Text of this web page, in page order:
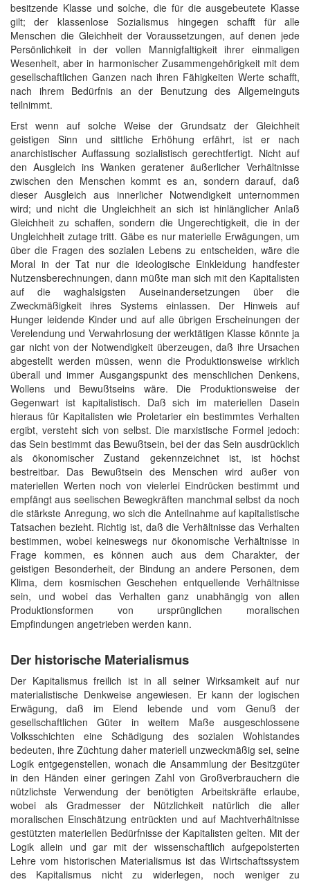
besitzende Klasse und solche, die für die ausgebeutete Klasse
gilt; der klassenlose Sozialismus hingegen schafft für alle
Menschen die Gleichheit der Voraussetzungen, auf denen jede
Persönlichkeit in der vollen Mannigfaltigkeit ihrer einmaligen
Wesenheit, aber in harmonischer Zusammengehörigkeit mit dem
gesellschaftlichen Ganzen nach ihren Fähigkeiten Werte schafft,
nach ihrem Bedürfnis an der Benutzung des Allgemeinguts
teilnimmt.
Erst wenn auf solche Weise der Grundsatz der Gleichheit
geistigen Sinn und sittliche Erhöhung erfährt, ist er nach
anarchistischer Auffassung sozialistisch gerechtfertigt. Nicht auf
den Ausgleich ins Wanken geratener äußerlicher Verhältnisse
zwischen den Menschen kommt es an, sondern darauf, daß
dieser Ausgleich aus innerlicher Notwendigkeit unternommen
wird; und nicht die Ungleichheit an sich ist hinlänglicher Anlaß
Gleichheit zu schaffen, sondern die Ungerechtigkeit, die in der
Ungleichheit zutage tritt. Gäbe es nur materielle Erwägungen, um
über die Fragen des sozialen Lebens zu entscheiden, wäre die
Moral in der Tat nur die ideologische Einkleidung handfester
Nutzensberechnungen, dann müßte man sich mit den Kapitalisten
auf die waghalsigsten Auseinandersetzungen über die
Zweckmäßigkeit ihres Systems einlassen. Der Hinweis auf
Hunger leidende Kinder und auf alle übrigen Erscheinungen der
Verelendung und Verwahrlosung der werktätigen Klasse könnte ja
gar nicht von der Notwendigkeit überzeugen, daß ihre Ursachen
abgestellt werden müssen, wenn die Produktionsweise wirklich
überall und immer Ausgangspunkt des menschlichen Denkens,
Wollens und Bewußtseins wäre. Die Produktionsweise der
Gegenwart ist kapitalistisch. Daß sich im materiellen Dasein
hieraus für Kapitalisten wie Proletarier ein bestimmtes Verhalten
ergibt, versteht sich von selbst. Die marxistische Formel jedoch:
das Sein bestimmt das Bewußtsein, bei der das Sein ausdrücklich
als ökonomischer Zustand gekennzeichnet ist, ist höchst
bestreitbar. Das Bewußtsein des Menschen wird außer von
materiellen Werten noch von vielerlei Eindrücken bestimmt und
empfängt aus seelischen Bewegkräften manchmal selbst da noch
die stärkste Anregung, wo sich die Anteilnahme auf kapitalistische
Tatsachen bezieht. Richtig ist, daß die Verhältnisse das Verhalten
bestimmen, wobei keineswegs nur ökonomische Verhältnisse in
Frage kommen, es können auch aus dem Charakter, der
geistigen Besonderheit, der Bindung an andere Personen, dem
Klima, dem kosmischen Geschehen entquellende Verhältnisse
sein, und wobei das Verhalten ganz unabhängig von allen
Produktionsformen von ursprünglichen moralischen
Empfindungen angetrieben werden kann.
Der historische Materialismus
Der Kapitalismus freilich ist in all seiner Wirksamkeit auf nur
materialistische Denkweise angewiesen. Er kann der logischen
Erwägung, daß im Elend lebende und vom Genuß der
gesellschaftlichen Güter in weitem Maße ausgeschlossene
Volksschichten eine Schädigung des sozialen Wohlstandes
bedeuten, ihre Züchtung daher materiell unzweckmäßig sei, seine
Logik entgegenstellen, wonach die Ansammlung der Besitzgüter
in den Händen einer geringen Zahl von Großverbrauchern die
nützlichste Verwendung der benötigten Arbeitskräfte erlaube,
wobei als Gradmesser der Nützlichkeit natürlich die aller
moralischen Einschätzung entrückten und auf Machtverhältnisse
gestützten materiellen Bedürfnisse der Kapitalisten gelten. Mit der
Logik allein und gar mit der wissenschaftlich aufgepolsterten
Lehre vom historischen Materialismus ist das Wirtschaftssystem
des Kapitalismus nicht zu widerlegen, noch weniger zu